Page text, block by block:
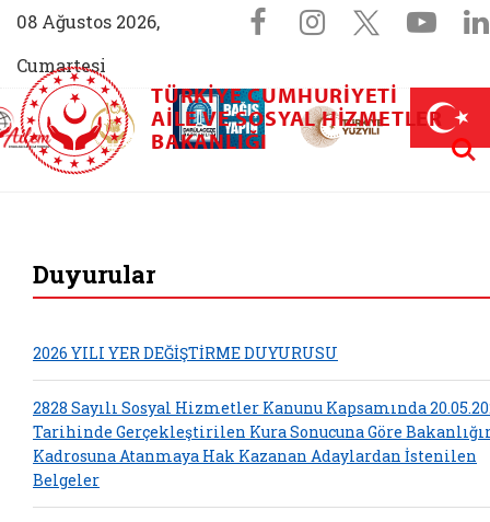
08 Ağustos 2026,
Cumartesi
Sosyal
Facebook
Instagram
X
Aile (yeni sekmede açılır)
AİLEM İletişim Merkezi (yeni sekmede açılır)
Aile ve Nüfus On Yılı (yeni sekmede açılır)
Darülaceze bağış sayfası (yeni
TÜRKIYE CUMHURIYETI
AILE VE SOSYAL HIZMETLER
BAKANLIĞI
Duyurular
2026 YILI YER DEĞİŞTİRME DUYURUSU
2828 Sayılı Sosyal Hizmetler Kanunu Kapsamında
Tarihinde Gerçekleştirilen Kura Sonucuna Göre
Kadrosuna Atanmaya Hak Kazanan Adaylardan İstenilen
Belgeler